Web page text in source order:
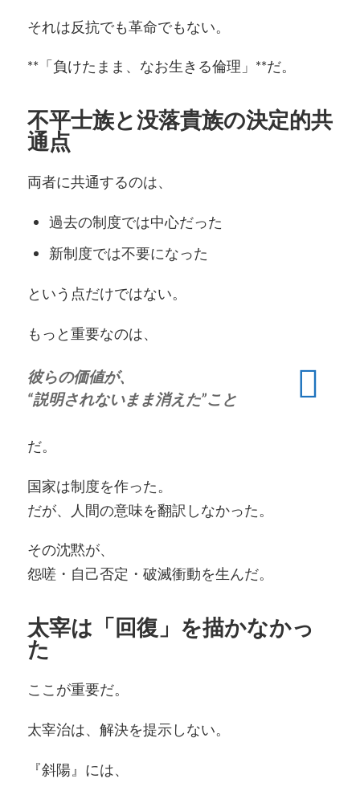
それは反抗でも革命でもない。
**「負けたまま、なお生きる倫理」**だ。
不平士族と没落貴族の決定的共
通点
両者に共通するのは、
過去の制度では中心だった
新制度では不要になった
という点だけではない。
もっと重要なのは、
彼らの価値が、
“説明されないまま消えた”こと
だ。
国家は制度を作った。
だが、人間の意味を翻訳しなかった。
その沈黙が、
怨嗟・自己否定・破滅衝動を生んだ。
太宰は「回復」を描かなかっ
た
ここが重要だ。
太宰治は、解決を提示しない。
『斜陽』には、